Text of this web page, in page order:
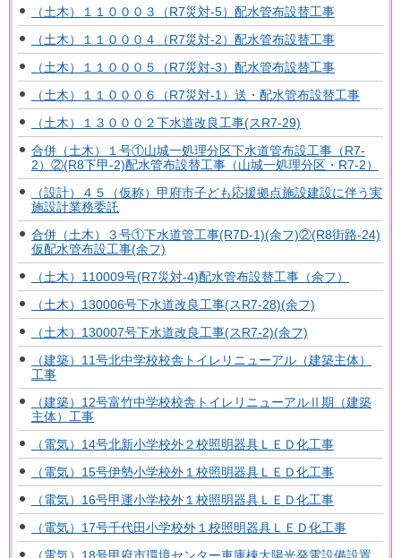
（土木）１１０００３（R7災対-5）配水管布設替工事
（土木）１１０００４（R7災対-2）配水管布設替工事
（土木）１１０００５（R7災対-3）配水管布設替工事
（土木）１１０００６（R7災対-1）送・配水管布設替工事
（土木）１３０００２下水道改良工事(スR7-29)
合併（土木）１号①山城一処理分区下水道管布設工事（R7-
2）②(R8下甲-2)配水管布設替工事（山城一処理分区・R7-2）
（設計）４５（仮称）甲府市子ども応援拠点施設建設に伴う実
施設計業務委託
合併（土木）３号①下水道管工事(R7D-1)(余フ)②(R8街路-24)
仮配水管布設工事(余フ)
（土木）110009号(R7災対-4)配水管布設替工事（余フ）
（土木）130006号下水道改良工事(スR7-28)(余フ)
（土木）130007号下水道改良工事(スR7-2)(余フ)
（建築）11号北中学校校舎トイレリニューアル（建築主体）
工事
（建築）12号富竹中学校校舎トイレリニューアルⅡ期（建築
主体）工事
（電気）14号北新小学校外２校照明器具ＬＥＤ化工事
（電気）15号伊勢小学校外１校照明器具ＬＥＤ化工事
（電気）16号甲運小学校外１校照明器具ＬＥＤ化工事
（電気）17号千代田小学校外１校照明器具ＬＥＤ化工事